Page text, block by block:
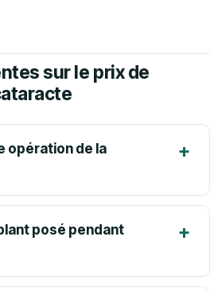
sur le prix de
opération de la
posé pendant